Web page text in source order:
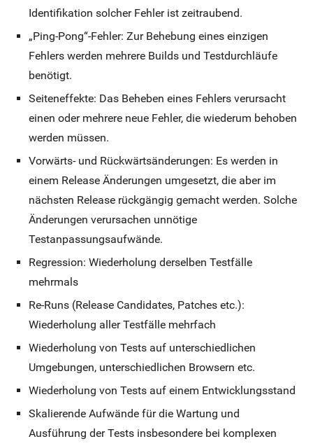
Identifikation solcher Fehler ist zeitraubend.
„Ping-Pong“-Fehler: Zur Behebung eines einzigen
Fehlers werden mehrere Builds und Testdurchläufe
benötigt.
Seiteneffekte: Das Beheben eines Fehlers verursacht
einen oder mehrere neue Fehler, die wiederum behoben
werden müssen.
Vorwärts- und Rückwärtsänderungen: Es werden in
einem Release Änderungen umgesetzt, die aber im
nächsten Release rückgängig gemacht werden. Solche
Änderungen verursachen unnötige
Testanpassungsaufwände.
Regression: Wiederholung derselben Testfälle
mehrmals
Re-Runs (Release Candidates, Patches etc.):
Wiederholung aller Testfälle mehrfach
Wiederholung von Tests auf unterschiedlichen
Umgebungen, unterschiedlichen Browsern etc.
Wiederholung von Tests auf einem Entwicklungsstand
Skalierende Aufwände für die Wartung und
Ausführung der Tests insbesondere bei komplexen